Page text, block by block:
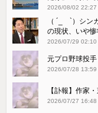
2026/08/02 22:27
（ ´_ゝ`）シ
の現状、いや惨
2026/07/29 02:10
元プロ野球投
2026/07/28 13:59
【訃報】作家
2026/07/27 16:48